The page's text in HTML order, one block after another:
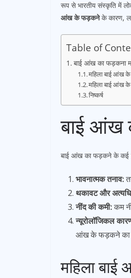
रूप से भारतीय संस्कृति में
आंख के फड़कनेके कारण,
Table of
बाई आंख का फड़कना
महिला बाई आंख
महिला बाई आंख
निष्कर्ष
बाई आंख
बाई आंख का फड़कने के कई
भावनात्मक तनाव:
थकावट और
नींद की कमी:कम
न्यूरोलॉजिकल
आंख के फड़कने का
महिला